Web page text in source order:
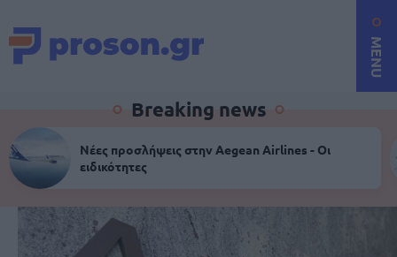
MENU
Breaking news
Νέες προσλήψεις στην Aegean Airlines - Οι
ειδικότητες